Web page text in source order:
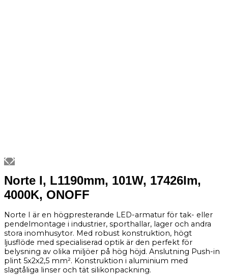
Norte I, L1190mm, 101W, 17426lm,
4000K, ONOFF
Norte I är en högpresterande LED-armatur för tak- eller
pendelmontage i industrier, sporthallar, lager och andra
stora inomhusytor. Med robust konstruktion, högt
ljusflöde med specialiserad optik är den perfekt för
belysning av olika miljöer på hög höjd. Anslutning Push-in
plint 5x2x2,5 mm². Konstruktion i aluminium med
slagtåliga linser och tät silikonpackning.